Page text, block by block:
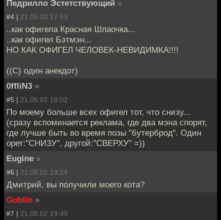
Педрилло Эстетствующий »
#4 | 21.05.02 17:53
..как офигела Красная Шпаочка...
..как офигел Бэтмэн...
НО КАК ОФИГЕЛ ЧЕЛОВЕК-НЕВИДИМКА!!!!
((С) один анекдот)
0ffliN3 »
#5 | 21.05.02 18:02
По моему больше всех офигел тот, что снизу...
(сразу вспоминается реклама, где два мэна спорят,
где лучше быть во время позы "бутерброд". Один
орет:"СНИЗУ", другой:"СВЕРХУ" =))
Eugine »
#6 | 21.05.02 19:24
Дмитрий, вы получили моего кота?
Goblin »
#7 | 21.05.02 19:49